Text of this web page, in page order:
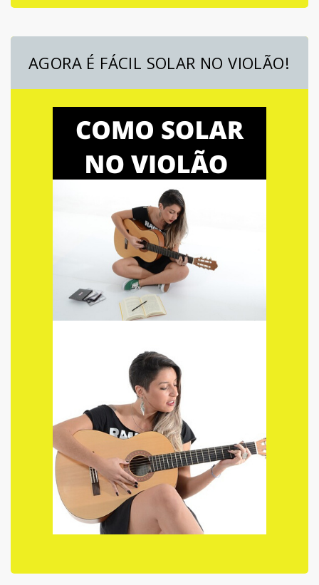
AGORA É FÁCIL SOLAR NO VIOLÃO!